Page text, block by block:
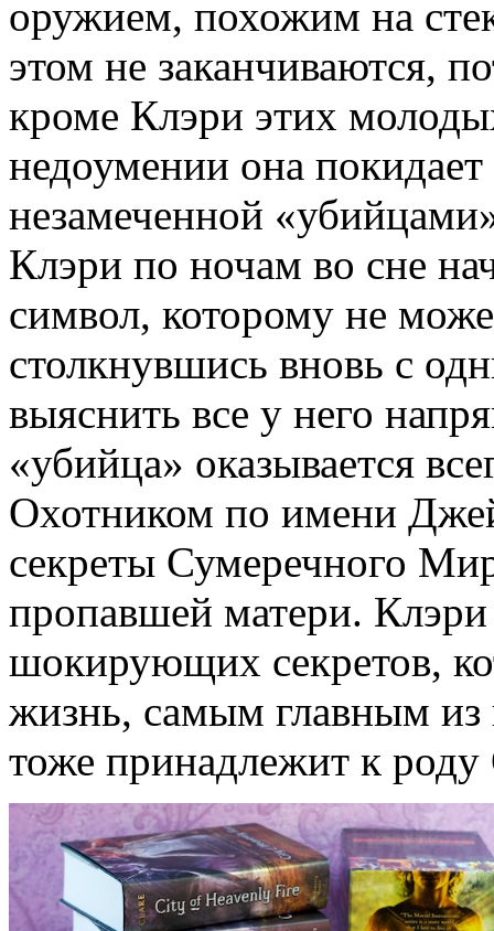
оружием, похожим на
этом не заканчиваются,
кроме Клэри этих
недоумении она
незамеченной
Клэри по ночам во сне
символ, которому не
столкнувшись вновь с
выяснить все у него
«убийца» оказывается
Охотником по имени
секреты Сумеречного
пропавшей матери. Клэри
шокирующих секретов,
жизнь, самым главным из
тоже принадлежит к